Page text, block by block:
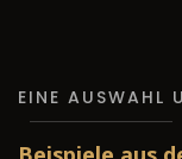
EINE AUSWAHL